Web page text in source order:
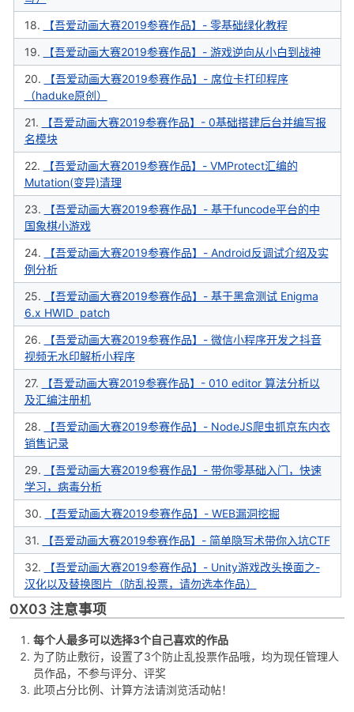
cn
18.
【吾爱动画大赛2019参赛作品】- 零基础绿化教程
19.
【吾爱动画大赛2019参赛作品】- 游戏逆向从小白到战神
20.
【吾爱动画大赛2019参赛作品】- 席位卡打印程序
（haduke原创）
21.
【吾爱动画大赛2019参赛作品】- 0基础搭建后台并编写报
名模块
22.
【吾爱动画大赛2019参赛作品】- VMProtect汇编的
Mutation(变异)清理
23.
【吾爱动画大赛2019参赛作品】- 基于funcode平台的中
国象棋小游戏
24.
【吾爱动画大赛2019参赛作品】- Android反调试介绍及实
例分析
25.
【吾爱动画大赛2019参赛作品】- 基于黑盒测试 Enigma
6.x HWID patch
26.
【吾爱动画大赛2019参赛作品】- 微信小程序开发之抖音
视频无水印解析小程序
27.
【吾爱动画大赛2019参赛作品】- 010 editor 算法分析以
及汇编注册机
28.
【吾爱动画大赛2019参赛作品】- NodeJS爬虫抓京东内衣
销售记录
29.
【吾爱动画大赛2019参赛作品】- 带你零基础入门，快速
学习，病毒分析
30.
【吾爱动画大赛2019参赛作品】- WEB漏洞挖掘
31.
【吾爱动画大赛2019参赛作品】- 简单隐写术带你入坑CTF
32.
【吾爱动画大赛2019参赛作品】- Unity游戏改头换面之-
汉化以及替换图片（防乱投票，请勿选本作品）
0X03 注意事项
每个人最多可以选择3个自己喜欢的作品
为了防止敷衍，设置了3个防止乱投票作品哦，均为现任管理人
员作品，不参与评分、评奖
此项占分比例、计算方法请浏览活动帖！